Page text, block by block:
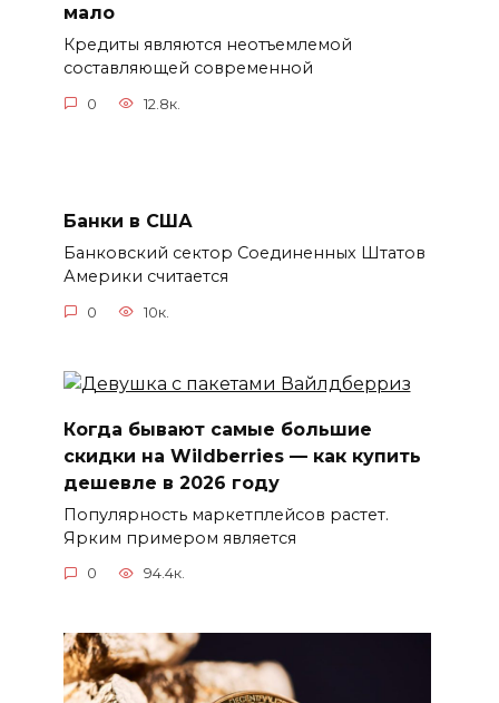
мало
Кредиты являются неотъемлемой
составляющей современной
0 12.8к.
Банки в США
Банковский сектор Соединенных Штатов
Америки считается
0 10к.
Когда бывают самые большие
скидки на Wildberries — как купить
дешевле в 2026 году
Популярность маркетплейсов растет.
Ярким примером является
0 94.4к.